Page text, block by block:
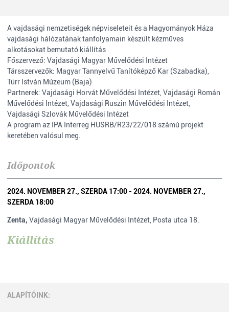
A vajdasági nemzetiségek népviseleteit és a Hagyományok Háza
vajdasági hálózatának tanfolyamain készült kézműves
alkotásokat bemutató kiállítás
Főszervező: Vajdasági Magyar Művelődési Intézet
Társszervezők: Magyar Tannyelvű Tanítóképző Kar (Szabadka),
Türr István Múzeum (Baja)
Partnerek: Vajdasági Horvát Művelődési Intézet, Vajdasági Román
Művelődési Intézet, Vajdasági Ruszin Művelődési Intézet,
Vajdasági Szlovák Művelődési Intézet
A program az IPA Interreg HUSRB/R23/22/018 számú projekt
keretében valósul meg.
Időpontok
2024. NOVEMBER 27., SZERDA 17:00 - 2024. NOVEMBER 27.,
SZERDA 18:00
Zenta, Vajdasági Magyar Művelődési Intézet, Posta utca 18.
Kiállítás
ALAPÍTÓINK: